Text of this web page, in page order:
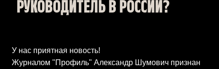
РУКОВОДИТЕЛЬ В РОССИИ?
У нас приятная новость!
Журналом "Профиль" Александр Шумович признан